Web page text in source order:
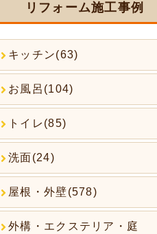
リフォーム施工事例
キッチン(63)
お風呂(104)
トイレ(85)
洗面(24)
屋根・外壁(578)
外構・エクステリア・庭